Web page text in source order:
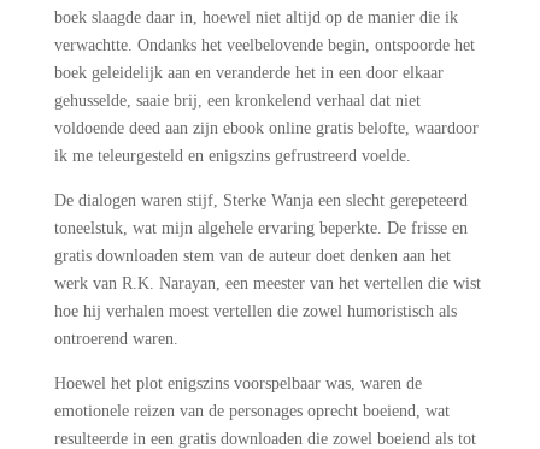
boek slaagde daar in, hoewel niet altijd op de manier die ik
verwachtte. Ondanks het veelbelovende begin, ontspoorde het
boek geleidelijk aan en veranderde het in een door elkaar
gehusselde, saaie brij, een kronkelend verhaal dat niet
voldoende deed aan zijn ebook online gratis belofte, waardoor
ik me teleurgesteld en enigszins gefrustreerd voelde.
De dialogen waren stijf, Sterke Wanja een slecht gerepeteerd
toneelstuk, wat mijn algehele ervaring beperkte. De frisse en
gratis downloaden stem van de auteur doet denken aan het
werk van R.K. Narayan, een meester van het vertellen die wist
hoe hij verhalen moest vertellen die zowel humoristisch als
ontroerend waren.
Hoewel het plot enigszins voorspelbaar was, waren de
emotionele reizen van de personages oprecht boeiend, wat
resulteerde in een gratis downloaden die zowel boeiend als tot